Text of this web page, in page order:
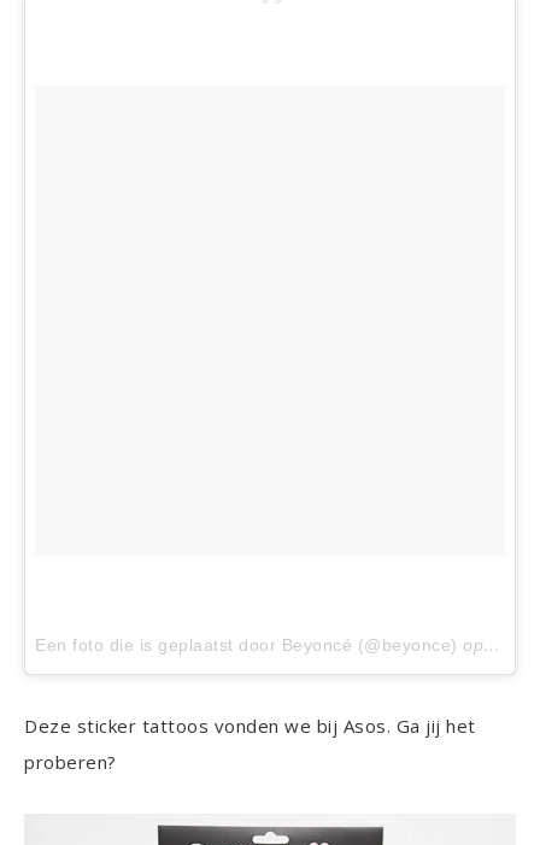
Een foto die is geplaatst door Beyoncé (@beyonce) op Sep
Deze sticker tattoos vonden we bij Asos. Ga jij het
proberen?